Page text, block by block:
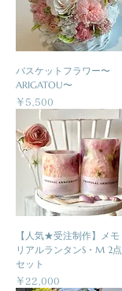
バスケットフラワー〜
ARIGATOU〜
価格
￥5,500
【人気★受注制作】メモ
リアルランタンS・M 2点
セット
価格
￥22,000